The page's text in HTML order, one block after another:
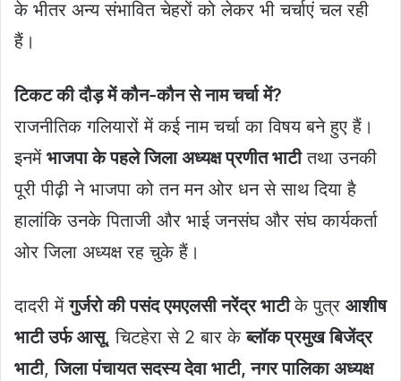
के भीतर अन्य संभावित चेहरों को लेकर भी चर्चाएं चल रही
हैं।
टिकट की दौड़ में कौन-कौन से नाम चर्चा में?
राजनीतिक गलियारों में कई नाम चर्चा का विषय बने हुए हैं।
इनमें भाजपा के पहले जिला अध्यक्ष प्रणीत भाटीतथा उनकी
पूरी पीढ़ी ने भाजपा को तन मन ओर धन से साथ दिया है
हालांकि उनके पिताजी और भाई जनसंघ और संघ कार्यकर्ता
ओर जिला अध्यक्ष रह चुके हैं।
दादरी मेंगुर्जरो की पसंद एमएलसी नरेंद्र भाटीके पुत्र आशीष
भाटी उर्फ आसू, चिटहेरा से 2 बार केब्लॉक प्रमुख बिजेंद्र
भाटी,जिला पंचायत सदस्य देवा भाटी,नगर पालिका अध्यक्ष